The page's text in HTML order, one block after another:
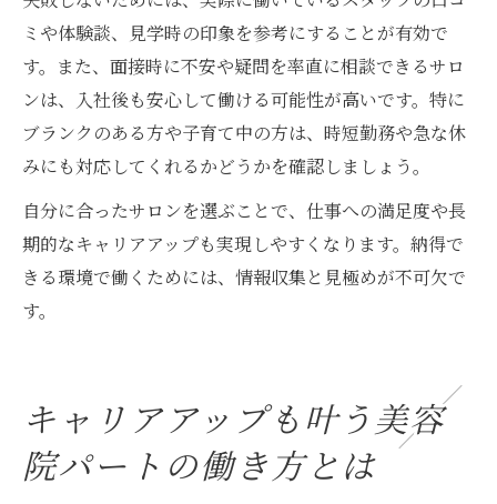
ミや体験談、見学時の印象を参考にすることが有効で
す。また、面接時に不安や疑問を率直に相談できるサロ
ンは、入社後も安心して働ける可能性が高いです。特に
ブランクのある方や子育て中の方は、時短勤務や急な休
みにも対応してくれるかどうかを確認しましょう。
自分に合ったサロンを選ぶことで、仕事への満足度や長
期的なキャリアアップも実現しやすくなります。納得で
きる環境で働くためには、情報収集と見極めが不可欠で
す。
キャリアアップも叶う美容
院パートの働き方とは